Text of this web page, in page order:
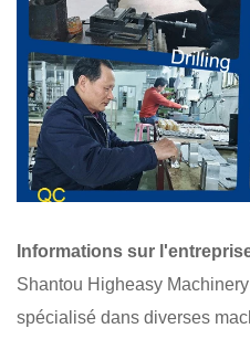
Informations sur
Shantou Higheasy
spécialisé dans diverses